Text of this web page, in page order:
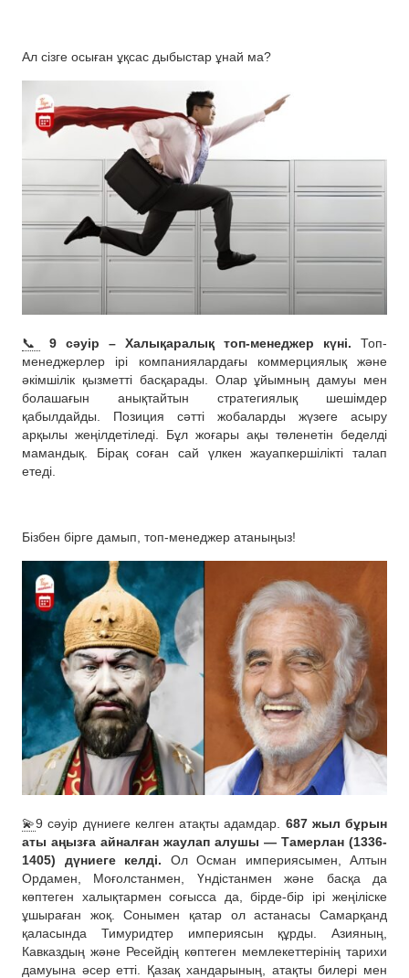
Ал сізге осыған ұқсас дыбыстар ұнай ма?
📞 9 сәуір – Халықаралық топ-менеджер күні. Топ-
менеджерлер ірі компаниялардағы коммерциялық және
әкімшілік қызметті басқарады. Олар ұйымның дамуы мен
болашағын анықтайтын стратегиялық шешімдер
қабылдайды. Позиция сәтті жобаларды жүзеге асыру
арқылы жеңілдетіледі. Бұл жоғары ақы төленетін беделді
мамандық. Бірақ соған сай үлкен жауапкершілікті талап
етеді.
Бізбен бірге дамып, топ-менеджер атаныңыз!
💫9 сәуір дүниеге келген атақты адамдар. 687 жыл бұрын
аты аңызға айналған жаулап алушы — Тамерлан (1336-
1405) дүниеге келді. Ол Осман империясымен, Алтын
Ордамен, Моғолстанмен, Үндістанмен және басқа да
көптеген халықтармен соғысса да, бірде-бір ірі жеңіліске
ұшыраған жоқ. Сонымен қатар ол астанасы Самарқанд
қаласында Тимуридтер империясын құрды. Азияның,
Кавказдың және Ресейдің көптеген мемлекеттерінің тарихи
дамуына әсер етті. Қазақ хандарының, атақты билері мен